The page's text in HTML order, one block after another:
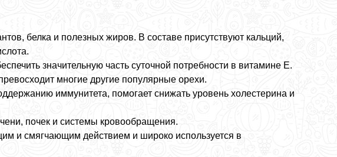
белка и полезных жиров. В составе присутствуют кальций,
значительную часть суточной потребности в витамине E.
многие другие популярные орехи.
иммунитета, помогает снижать уровень холестерина и
почек и системы кровообращения.
и смягчающим действием и широко используется в